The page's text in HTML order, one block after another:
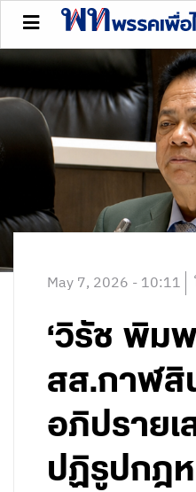
May 7, 2026 - 10:11
‘วิรัช พิมพ
สส.กาฬสิ
อภิปราย
ปฏิรูปกฎ